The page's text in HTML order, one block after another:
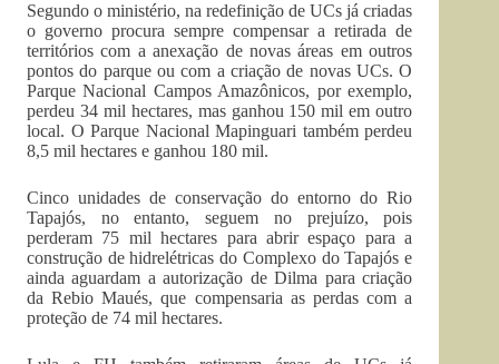
Segundo o ministério, na redefinição de UCs já criadas
o governo procura sempre compensar a retirada de
territórios com a anexação de novas áreas em outros
pontos do parque ou com a criação de novas UCs. O
Parque Nacional Campos Amazônicos, por exemplo,
perdeu 34 mil hectares, mas ganhou 150 mil em outro
local. O Parque Nacional Mapinguari também perdeu
8,5 mil hectares e ganhou 180 mil.
Cinco unidades de conservação do entorno do Rio
Tapajós, no entanto, seguem no prejuízo, pois
perderam 75 mil hectares para abrir espaço para a
construção de hidrelétricas do Complexo do Tapajós e
ainda aguardam a autorização de Dilma para criação
da Rebio Maués, que compensaria as perdas com a
proteção de 74 mil hectares.